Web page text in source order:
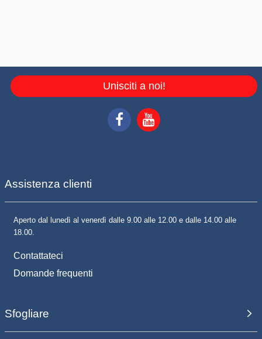
Unisciti a noi!
Assistenza clienti
Aperto dal lunedì al venerdì dalle 9.00 alle 12.00 e dalle 14.00 alle
18.00.
Contattateci
Domande frequenti
Sfogliare